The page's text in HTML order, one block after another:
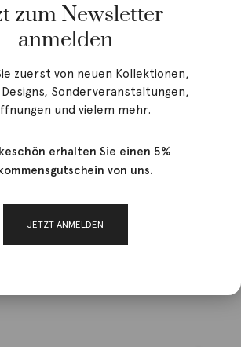
zum Newsletter
anmelden
zuerst von neuen Kollektionen,
Sonderveranstaltungen,
und vielem mehr.
erhalten Sie einen 5%
von uns.
JETZT ANMELDEN